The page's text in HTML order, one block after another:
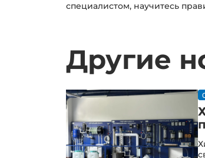
специалистом, научитесь
Другие